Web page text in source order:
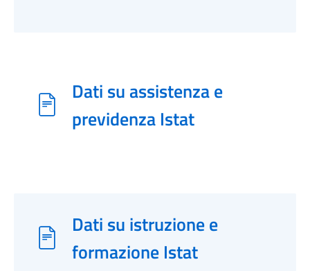
Dati su assistenza e
previdenza Istat
Dati su istruzione e
formazione Istat